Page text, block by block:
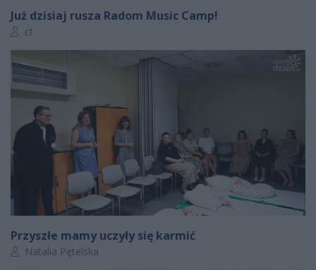
Już dzisiaj rusza Radom Music Camp!
Autor artykułu:
ct
Przyszłe mamy uczyły się karmić
Autor artykułu:
Natalia Pętelska